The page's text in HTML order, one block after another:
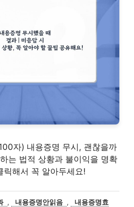
자) 내용증명 무시, 괜찮을까
는 법적 상황과 불이익을 명확
릭해서 꼭 알아두세요!
, 내용증명안읽음 ,
내용증명효